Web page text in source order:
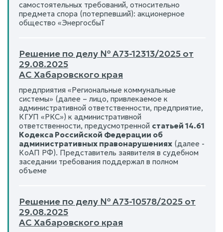
самостоятельных требований, относительно
предмета спора (потерпевший): акционерное
общество «ЭнергосбыТ
Решение по делу № А73-12313/2025 от
29.08.2025
АС Хабаровского края
предприятия «Региональные коммунальные
системы» (далее – лицо, привлекаемое к
административной ответственности, предприятие,
КГУП «РКС») к административной
ответственности, предусмотренной статьей 14.61
Кодекса Российской Федерации об
административных правонарушениях (далее -
КоАП РФ). Представитель заявителя в судебном
заседании требования поддержал в полном
объеме
Решение по делу № А73-10578/2025 от
29.08.2025
АС Хабаровского края